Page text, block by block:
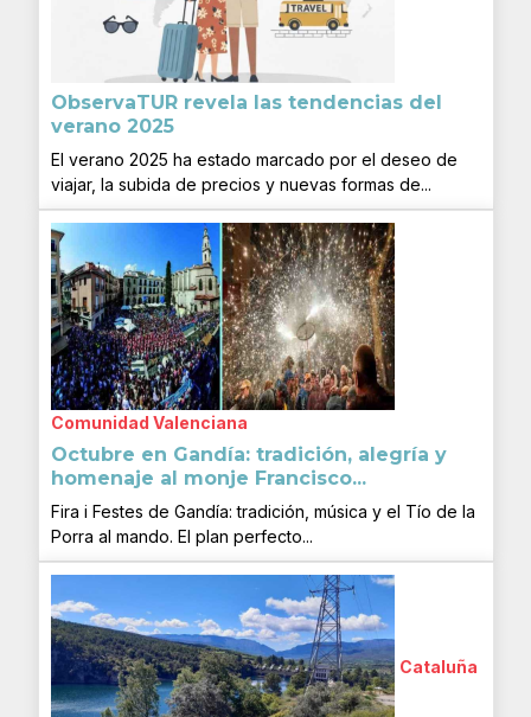
ObservaTUR revela las tendencias del
verano 2025
El verano 2025 ha estado marcado por el deseo de
viajar, la subida de precios y nuevas formas de...
Comunidad Valenciana
Octubre en Gandía: tradición, alegría y
homenaje al monje Francisco...
Fira i Festes de Gandía: tradición, música y el Tío de la
Porra al mando. El plan perfecto...
Cataluña